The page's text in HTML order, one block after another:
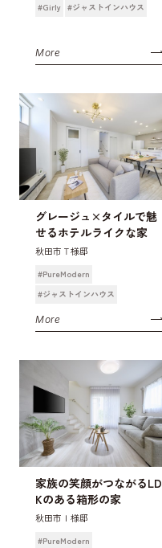
#Girly #ジャストインハウス
More
グレージュ×タイルで魅
せるホテルライクな家
秋田市Ｔ様邸
#PureModern
#ジャストインハウス
More
家族の笑顔がつながるLD
Kのある箱形の家
秋田市Ｉ様邸
#PureModern